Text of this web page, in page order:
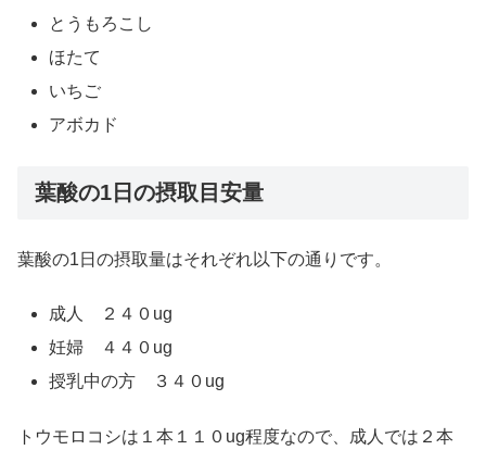
とうもろこし
ほたて
いちご
アボカド
葉酸の1日の摂取目安量
葉酸の1日の摂取量はそれぞれ以下の通りです。
成人 ２４０ug
妊婦 ４４０ug
授乳中の方 ３４０ug
トウモロコシは１本１１０ug程度なので、成人では２本